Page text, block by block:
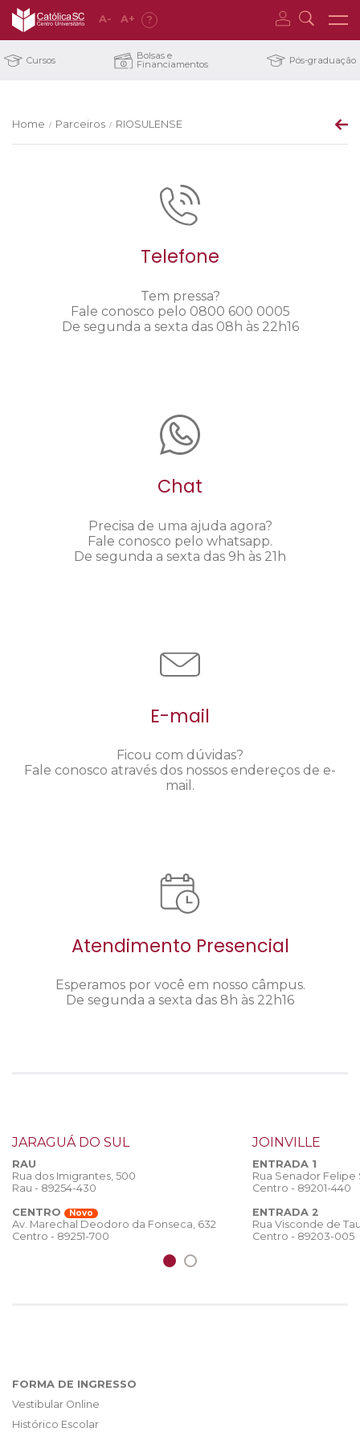
A- A+ ?
Cursos Bolsas e
Financiamentos Pós-graduação
Home / Parceiros / RIOSULENSE
Telefone
Tem pressa?
Fale conosco pelo 0800 600 0005
De segunda a sexta das 08h às 22h16
Chat
Precisa de uma ajuda agora?
Fale conosco pelo whatsapp.
De segunda a sexta das 9h às 21h
E-mail
Ficou com dúvidas?
Fale conosco através dos nossos endereços de e-
mail.
Atendimento Presencial
Esperamos por você em nosso câmpus.
De segunda a sexta das 8h às 22h16
JARAGUÁ DO SUL
RAU
Rua dos Imigrantes, 500
Rau - 89254-430
CENTRO
Novo
Av. Marechal Deodoro da Fonseca, 632
Centro - 89251-700
JOINVILLE
ENTRADA 1
Rua Senador
Centro - 89201-440
ENTRADA 2
Rua Visconde de
Centro - 89203-005
FORMA DE INGRESSO
Vestibular Online
Histórico Escolar